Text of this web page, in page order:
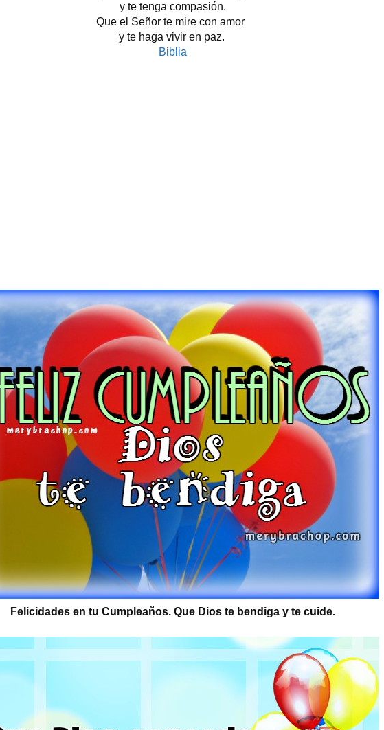
y te tenga compasión.
Que el Señor te mire con amor
y te haga vivir en paz.
Biblia
Felicidades en tu Cumpleaños. Que Dios te bendiga y te cuide.